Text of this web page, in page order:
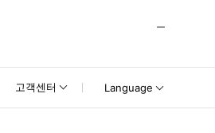
고객센터 Language